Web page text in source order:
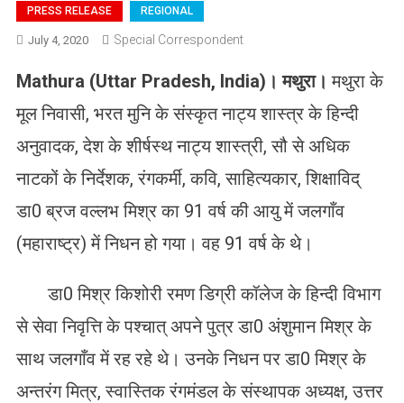
PRESS RELEASE
REGIONAL
July 4, 2020 Special Correspondent
Mathura (Uttar Pradesh, India) । मथुरा। मथुरा के
मूल निवासी, भरत मुनि के संस्कृत नाट्य शास्त्र के हिन्दी
अनुवादक, देश के शीर्षस्थ नाट्य शास्त्री, सौ से अधिक
नाटकों के निर्देशक, रंगकर्मी, कवि, साहित्यकार, शिक्षाविद्
डा0 ब्रज वल्लभ मिश्र का 91 वर्ष की आयु में जलगाँव
(महाराष्ट्र) में निधन हो गया। वह 91 वर्ष के थे।
डा0 मिश्र किशोरी रमण डिग्री कॉलेज के हिन्दी विभाग
से सेवा निवृत्ति के पश्चात् अपने पुत्र डा0 अंशुमान मिश्र के
साथ जलगाँव में रह रहे थे। उनके निधन पर डा0 मिश्र के
अन्तरंग मित्र, स्वास्तिक रंगमंडल के संस्थापक अध्यक्ष, उत्तर